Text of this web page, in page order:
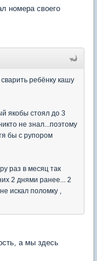
номера своего
ребёнку кашу
якобы стоял до 3
не знал...поэтому
бы с рупором
раз в месяц так
2 днями ранее... 2
искал поломку ,
а мы здесь